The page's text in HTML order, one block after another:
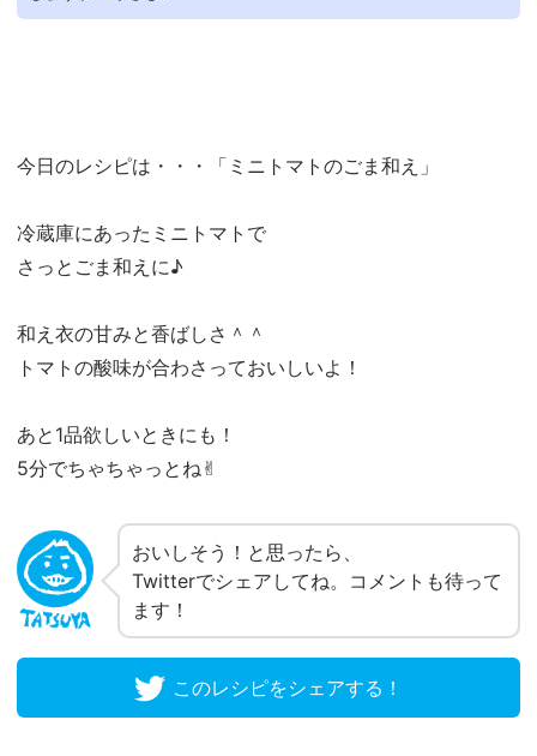
今日のレシピは・・・「ミニトマトのごま和え」
冷蔵庫にあったミニトマトで
さっとごま和えに♪
和え衣の甘みと香ばしさ＾＾
トマトの酸味が合わさっておいしいよ！
あと1品欲しいときにも！
5分でちゃちゃっとね✌︎
おいしそう！と思ったら、
Twitterでシェアしてね。コメントも待って
ます！
このレシピをシェアする！